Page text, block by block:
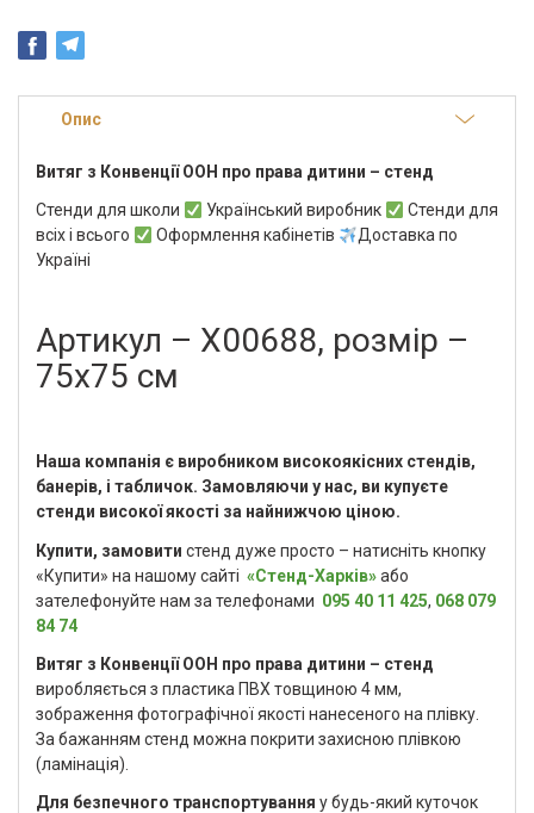
Опис
Витяг з Конвенції ООН про права дитини – стенд
Стенди для школи Український виробник
Стенди для
всіх і всього
Оформлення кабінетів
Доставка по
Україні
Артикул – Х00688, розмір –
75х75 см
Наша компанія є виробником високоякісних стендів,
банерів, і табличок. Замовляючи у нас, ви купуєте
стенди високої якості за найнижчою ціною.
Купити, замовити стенд дуже просто – натисніть кнопку
«Купити» на нашому сайті «Стенд-Харків»або
зателефонуйте нам за телефонами 095 40 11 425, 068 079
84 74
Витяг з Конвенції ООН про права дитини – стенд
виробляється з пластика ПВХ товщиною 4 мм,
зображення фотографічної якості нанесеного на плівку.
За бажанням стенд можна покрити захисною плівкою
(ламінація).
Для безпечного транспортування у будь-який куточок